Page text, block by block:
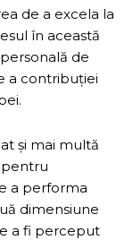
de a excela la
în această
de
a contribuției
și mai multă
a performa
dimensiune
a fi perceput